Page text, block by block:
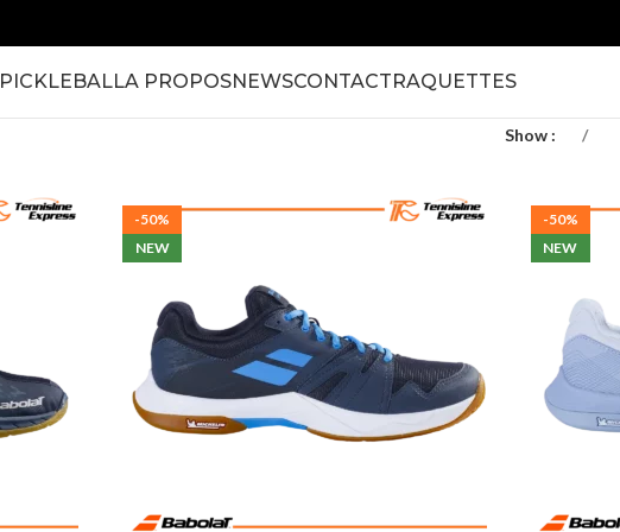
PICKLEBALLA PROPOSNEWSCONTACTRAQUETTES
Show
-50%
NEW
-50%
NEW